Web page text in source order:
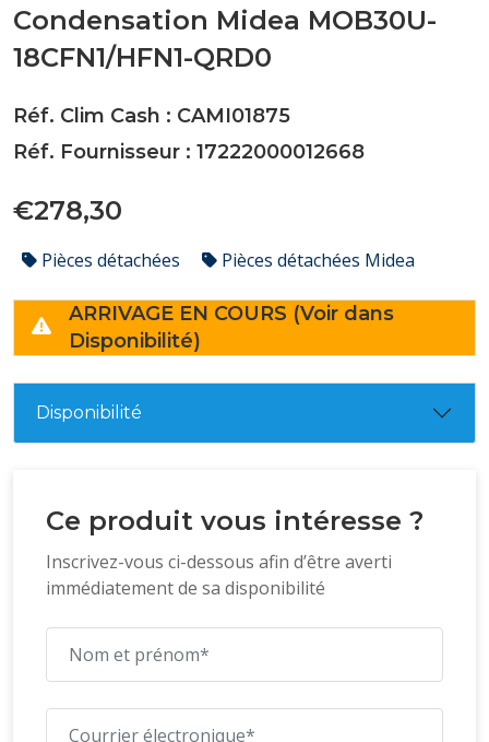
Condensation Midea MOB30U-
18CFN1/HFN1-QRD0
Réf. Clim Cash : CAMI01875
Réf. Fournisseur : 17222000012668
€278,30
Pièces détachées Pièces détachées Midea
ARRIVAGE EN COURS (Voir dans
Disponibilité)
Disponibilité
Ce produit vous intéresse ?
Inscrivez-vous ci-dessous afin d’être averti
immédiatement de sa disponibilité